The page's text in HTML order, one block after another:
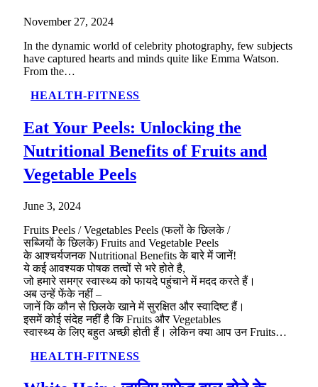
November 27, 2024
In the dynamic world of celebrity photography, few subjects
have captured hearts and minds quite like Emma Watson.
From the…
HEALTH-FITNESS
Eat Your Peels: Unlocking the
Nutritional Benefits of Fruits and
Vegetable Peels
June 3, 2024
Fruits Peels / Vegetables Peels (फलों के छिलके /
सब्जियों के छिलके) Fruits and Vegetable Peels
के आश्चर्यजनक Nutritional Benefits के बारे में जानें!
ये कई आवश्यक पोषक तत्वों से भरे होते है,
जो हमारे समग्र स्वास्थ्य को फायदे पहुंचाने में मदद करते हैं।
अब उन्हें फेंके नहीं –
जानें कि कौन से छिलके खाने में सुरक्षित और स्वादिष्ट हैं।
इसमें कोई संदेह नहीं है कि Fruits और Vegetables
स्वास्थ्य के लिए बहुत अच्छी होती हैं। लेकिन क्या आप उन Fruits…
HEALTH-FITNESS